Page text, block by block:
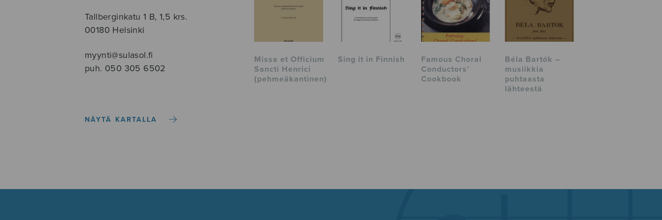
Tallberginkatu 1 B, 1,5 krs.
00180 Helsinki
myynti@sulasol.fi
puh. 050 305 6502
NÄYTÄ KARTALLA
Missa et Officium
Sancti Henrici
(pehmeäkantinen)
Sing it in Finnish
Famous Choral
Conductors’
Cookbook
Béla Bartók –
musiikkia
puhtaasta
lähteestä